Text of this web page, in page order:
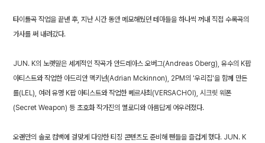
타이틀곡 작업을 끝낸 후, 지난 시간 동안 메모해뒀던 테마들을 하나씩 꺼내 직접 수록곡의
가사를 써 내려갔다.
JUN. K의 노랫말은 세계적인 작곡가 안드레아스 오버그(Andreas Oberg), 유수의 K팝
아티스트와 작업한 아드리안 맥키넌(Adrian Mckinnon), 2PM의 '우리집'을 함께 만든
를(LEL), 여러 유명 K팝 아티스트와 작업한 베르사최(VERSACHOI), 시크릿 웨폰
(Secret Weapon) 등 초호화 작가진의 멜로디와 아름답게 어우러졌다.
오랜만의 솔로 컴백에 걸맞게 다양한 티징 콘텐츠도 준비해 팬들을 즐겁게 했다. JUN. K